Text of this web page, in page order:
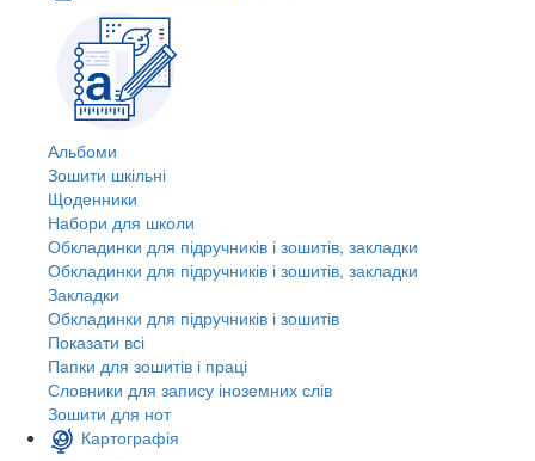
Альбоми
Зошити шкільні
Щоденники
Набори для школи
Обкладинки для підручників і зошитів, закладки
Обкладинки для підручників і зошитів, закладки
Закладки
Обкладинки для підручників і зошитів
Показати всі
Папки для зошитів і праці
Словники для запису іноземних слів
Зошити для нот
Картографія